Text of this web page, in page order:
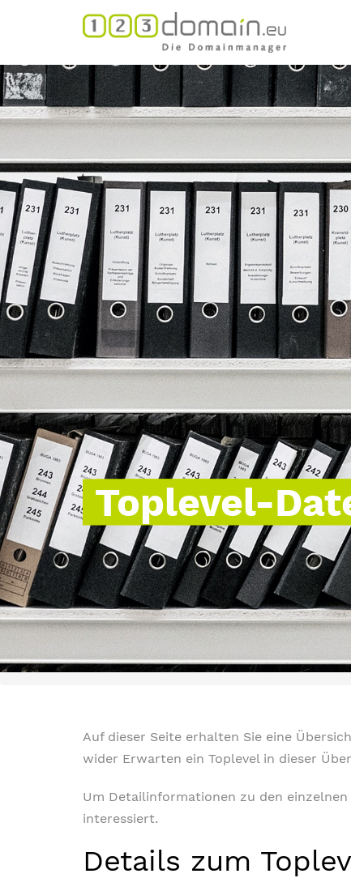
Toplevel-
Auf dieser Seite erhalten Sie eine
wider Erwarten ein Toplevel in dieser
Um Detailinformationen zu den
interessiert.
Details zum